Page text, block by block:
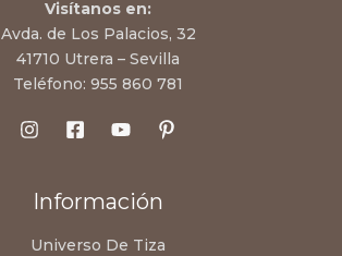
Visítanos en:
Avda. de Los Palacios, 32
41710 Utrera – Sevilla
Teléfono: 955 860 781
Información
Universo De Tiza